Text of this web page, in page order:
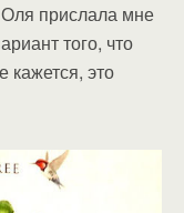
прислала мне
того, что
кажется, это